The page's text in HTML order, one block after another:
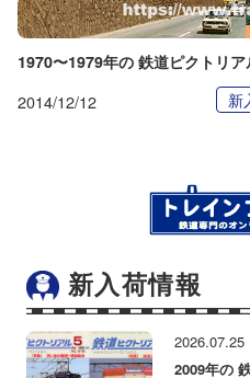
1970〜1979年の 鉄道ピクトリ
2014/12/12 新
新入荷情報
2026.07.25
2009年の